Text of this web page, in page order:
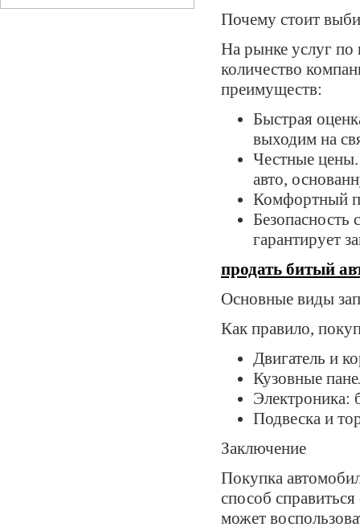
Почему стоит
На рынке услуг по
количество
преимуществ:
Быстрая
выходим на
Честные
авто,
Комфортный
гарантирует
продать битый
Основные виды
Как правило,
Двигатель и
Кузовные
Электроника:
Подвеска и
Заключение
Покупка
способ
может